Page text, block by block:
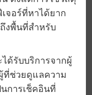
จอร์ที่หาได้ยาก
งพื้นที่สำหรับ
ได้รับบริการจากผู้
ที่ช่วยดูแลความ
นการเช็คอินที่